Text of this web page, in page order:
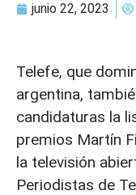
junio 22, 2023
Telefe, que
argentina,
candidaturas la
premios Martín
la televisión
Periodistas de